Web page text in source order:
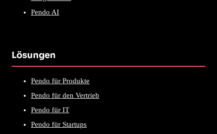
Pendo AI
Lösungen
Pendo für Produkte
Pendo für den Vertrieb
Pendo für IT
Pendo für Startups